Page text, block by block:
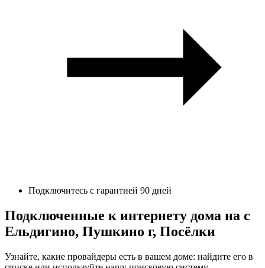
Подключитесь с гарантией 90 дней
Подключенные к интернету дома на с
Ельдигино, Пушкино г, Посёлки
Узнайте, какие провайдеры есть в вашем доме: найдите его в